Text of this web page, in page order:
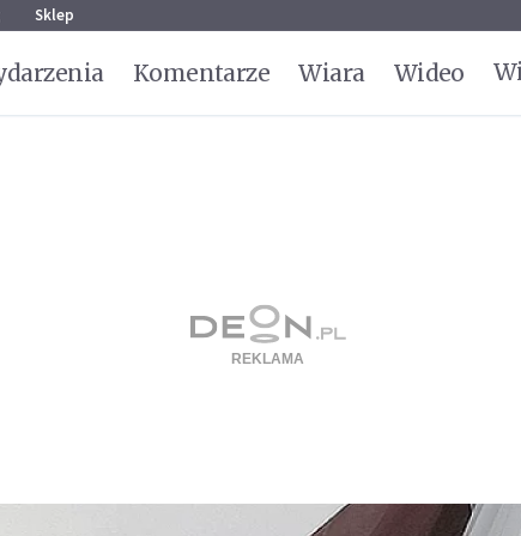
Sklep
Komentarze Wiara Wideo